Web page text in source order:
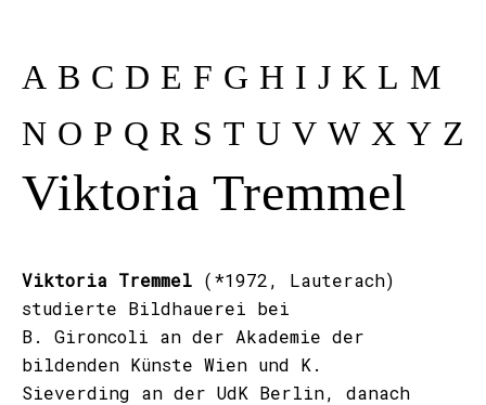
A B C D E F G H I J K L M
N O P Q R S T U V W X Y Z
Viktoria Tremmel
Viktoria Tremmel (*1972, Lauterach)
studierte Bildhauerei bei
B. Gironcoli an der Akademie der
bildenden Künste Wien und K.
Sieverding an der UdK Berlin, danach